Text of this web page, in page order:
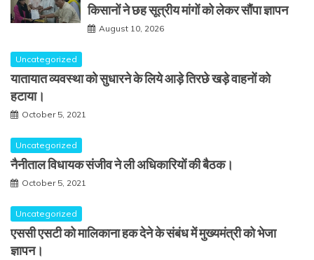
किसानों ने छह सूत्रीय मांगों को लेकर सौंपा ज्ञापन
August 10, 2026
Uncategorized
यातायात व्यवस्था को सुधारने के लिये आड़े तिरछे खड़े वाहनों को
हटाया।
October 5, 2021
Uncategorized
नैनीताल विधायक संजीव ने ली अधिकारियों की बैठक।
October 5, 2021
Uncategorized
एससी एसटी को मालिकाना हक देने के संबंध में मुख्यमंत्री को भेजा
ज्ञापन।